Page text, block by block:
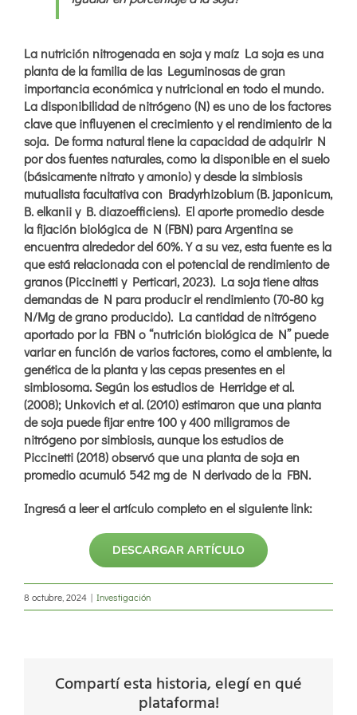
La nutrición nitrogenada en soja y maíz La soja es una
planta de la familia de las Leguminosas de gran
importancia económica y nutricional en todo el mundo.
La disponibilidad de nitrógeno (N) es uno de los factores
clave que influyenen el crecimiento y el rendimiento de la
soja. De forma natural tiene la capacidad de adquirir N
por dos fuentes naturales, como la disponible en el suelo
(básicamente nitrato y amonio) y desde la simbiosis
mutualista facultativa con Bradyrhizobium (B. japonicum,
B. elkanii y B. diazoefficiens). El aporte promedio desde
la fijación biológica de N (FBN) para Argentina se
encuentra alrededor del 60%. Y a su vez, esta fuente es la
que está relacionada con el potencial de rendimiento de
granos (Piccinetti y Perticari, 2023). La soja tiene altas
demandas de N para producir el rendimiento (70-80 kg
N/Mg de grano producido). La cantidad de nitrógeno
aportado por la FBN o “nutrición biológica de N” puede
variar en función de varios factores, como el ambiente, la
genética de la planta y las cepas presentes en el
simbiosoma. Según los estudios de Herridge et al.
(2008); Unkovich et al. (2010) estimaron que una planta
de soja puede fijar entre 100 y 400 miligramos de
nitrógeno por simbiosis, aunque los estudios de
Piccinetti (2018) observó que una planta de soja en
promedio acumuló 542 mg de N derivado de la FBN.
Ingresá a leer el artículo completo en el siguiente link:
DESCARGAR ARTÍCULO
8 octubre, 2024 | Investigación
Compartí esta historia, elegí en qué
plataforma!